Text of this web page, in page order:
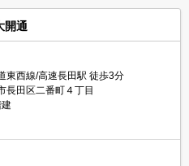
開通
東西線/高速長田駅 徒歩3分
長田区二番町４丁目
建